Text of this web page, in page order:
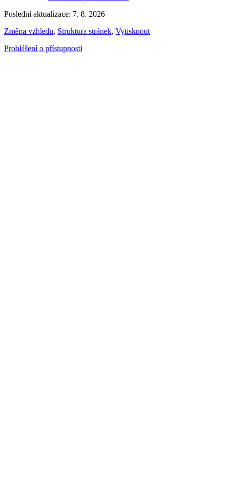
Poslední aktualizace: 7. 8. 2026
Změna vzhledu, Struktura stránek, Vytisknout
Prohlášení o přístupnosti